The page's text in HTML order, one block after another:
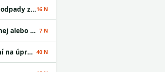
Stavebné odpady a odpady z demolácií vrátane výkopovej zeminy z kontaminovaných miest16 N
Odpady zo zdravotnej alebo veterinárnej starostlivosti alebo s nimi súvisiaceho výskumu okrem kuchynských a reštauračných odpadov 7 N
Odpady zo zariadení na úpravu odpadu 40 N